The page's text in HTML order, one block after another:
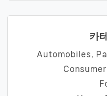
카
Automobiles,